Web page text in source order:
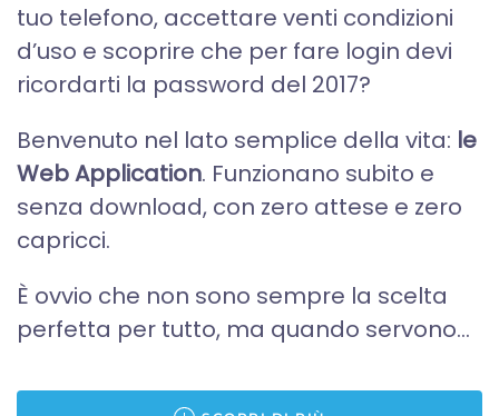
tuo telefono, accettare venti condizioni
d’uso e scoprire che per fare login devi
ricordarti la password del 2017?
Benvenuto nel lato semplice della vita: le
Web Application. Funzionano subito e
senza download, con zero attese e zero
capricci.
È ovvio che non sono sempre la scelta
perfetta per tutto, ma quando servono...